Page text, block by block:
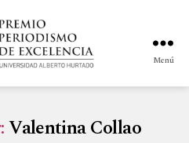
Menú
Valentina Collao